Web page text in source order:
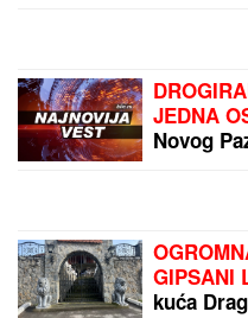
JEDNA
Novog
GIPSANI
kuća